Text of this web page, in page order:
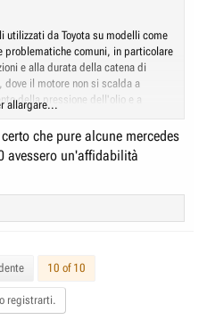
da Toyota su modelli come
problematiche comuni, in particolare
e alla durata della catena di
il motore non si scalda a
della pressione dell'olio e a
con potenziali danni...
famosa per la sua affidabilità. Il
la Yaris tra il 2005 e il 2011,
catena di distribuzione...
motori: ecco i difetti di fabbrica
non è isolato: diverse altre auto hanno
gravi. Vediamo quali.
allargare...
che pure alcune mercedes
avessero un'affidabilità
10 of 10
registrarti.